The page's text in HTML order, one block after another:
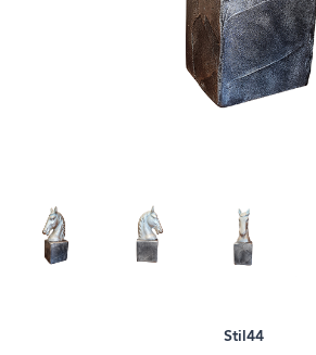
Stil44